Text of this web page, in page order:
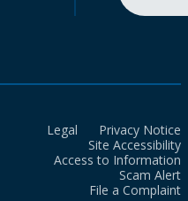
Legal
Privacy Notice
Site Accessibility
Access to Information
Scam Alert
File a Complaint